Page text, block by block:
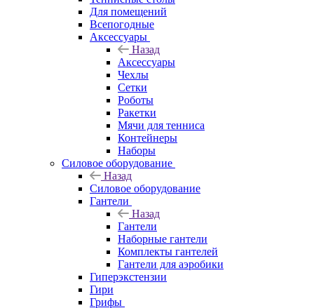
Для помещений
Всепогодные
Аксессуары
Назад
Аксессуары
Чехлы
Сетки
Роботы
Ракетки
Мячи для тенниса
Контейнеры
Наборы
Силовое оборудование
Назад
Силовое оборудование
Гантели
Назад
Гантели
Наборные гантели
Комплекты гантелей
Гантели для аэробики
Гиперэкстензии
Гири
Грифы